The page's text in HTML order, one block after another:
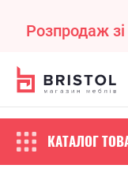
Розпродаж
КАТАЛОГ